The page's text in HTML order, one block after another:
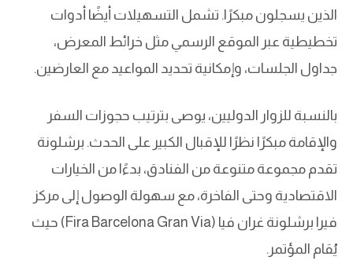
الذين يسجلون مبكرًا. تشمل التسهيلات أيضًا أدوات
تخطيطية عبر الموقع الرسمي مثل خرائط المعرض،
جداول الجلسات، وإمكانية تحديد المواعيد مع العارضين.
بالنسبة للزوار الدوليين، يوصى بترتيب حجوزات السفر
والإقامة مبكرًا نظرًا للإقبال الكبير على الحدث. برشلونة
تقدم مجموعة متنوعة من الفنادق، بدءًا من الخيارات
الاقتصادية وحتى الفاخرة، مع سهولة الوصول إلى مركز
فيرا برشلونة غران فيا (Fira Barcelona Gran Via) حيث
يُقام المؤتمر.